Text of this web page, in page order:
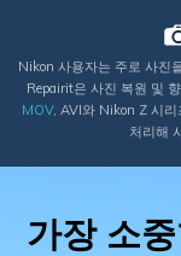
Nikon 사용자는 주로 사진
Repairit은 사진 복원 및
MOV, AVI와 Nikon Z 시
처리해
가장 소 을